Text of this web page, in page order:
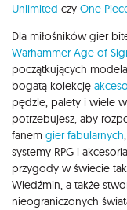
Unlimited czy One
Dla miłośników gier
Warhammer Age of
początkujących
bogatą kolekcję
pędzle, palety i wiele
potrzebujesz, aby
fanem gier fabularnych
systemy RPG i
przygody w świecie
Wiedźmin, a także
nieograniczonych